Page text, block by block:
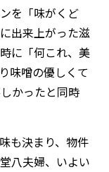
を「味がくど
出来上がった滋
に「何これ、美
味噌の優しくて
かったと同時
も決まり、物件
八夫婦、いよい